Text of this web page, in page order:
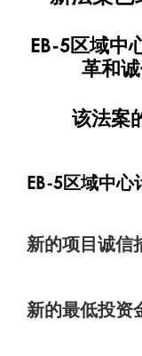
EB-5区域中
革和
该法案
EB-5区域中心
新的项目诚信
新的最低投资